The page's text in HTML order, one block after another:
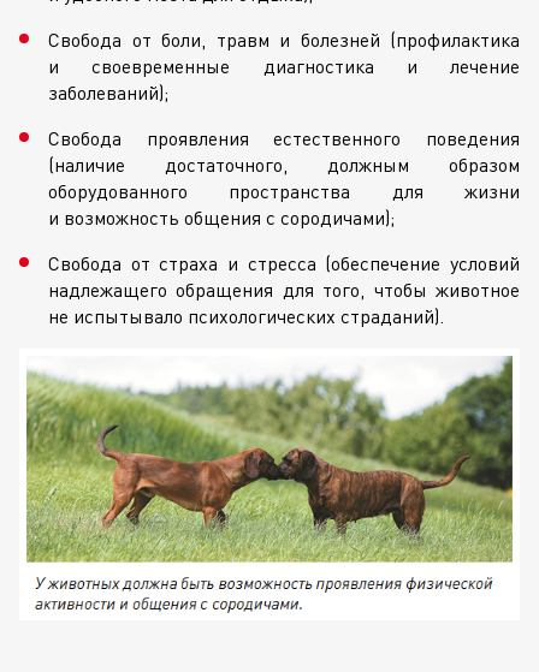
Свобода от боли, травм и болезней (профилактика
и своевременные диагностика и лечение
заболеваний);
Свобода проявления естественного поведения
(наличие достаточного, должным образом
оборудованного пространства для жизни
и возможность общения с сородичами);
Свобода от страха и стресса (обеспечение условий
надлежащего обращения для того, чтобы животное
не испытывало психологических страданий).